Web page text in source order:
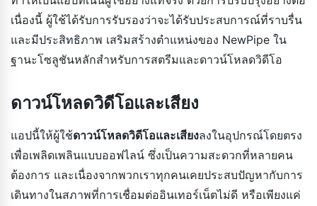
เนื่องนี้ ผู้ใช้ได้รับการรับรองว่าจะได้รับประสบการณ์ที่ราบรื่น
และมีประสิทธิภาพ เสริมสร้างตำแหน่งของ NewPipe ใน
ฐานะโซลูชันหลักสำหรับการสตรีมและดาวน์โหลดวิดีโอ
ดาวน์โหลดวิดีโอและเสียง
แอปนี้ให้ผู้ใช้ดาวน์โหลดวิดีโอและเสียงลงในอุปกรณ์โดยตรง
เพื่อเพลิดเพลินแบบออฟไลน์ ซึ่งเป็นความสะดวกที่หลายคน
ต้องการ และเนื่องจากพวกเราทุกคนเคยประสบปัญหากับการ
เดินทางในสภาพที่การเชื่อมต่ออินเทอร์เน็ตไม่ดี หรือเพียงแค่